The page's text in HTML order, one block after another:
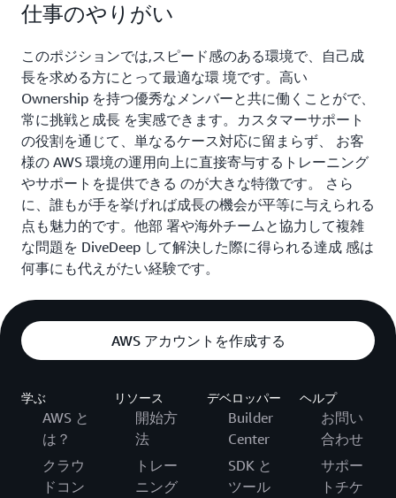
仕事のやりがい
このポジションでは,スピード感のある環境で、自己成
長を求める方にとって最適な環 境です。高い
Ownership を持つ優秀なメンバーと共に働くことがで、
常に挑戦と成長 を実感できます。カスタマーサポート
の役割を通じて、単なるケース対応に留まらず、 お客
様の AWS 環境の運用向上に直接寄与するトレーニング
やサポートを提供できる のが大きな特徴です。 さら
に、誰もが手を挙げれば成長の機会が平等に与えられる
点も魅力的です。他部 署や海外チームと協力して複雑
な問題を DiveDeep して解決した際に得られる達成 感は
何事にも代えがたい経験です。
AWS アカウントを作成する
学ぶ
AWS と
は？
クラウ
ドコン
リソース
開始方
法
トレー
ニング
デベロッパー
Builder
Center
SDK と
ツール
ヘルプ
お問い
合わせ
サポー
トチケ